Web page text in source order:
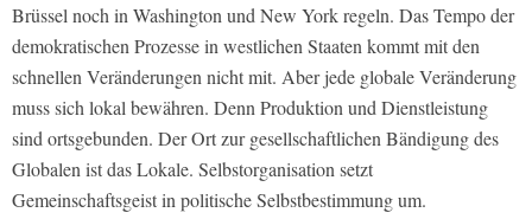
Brüssel noch in Washington und New York regeln. Das Tempo der
demokratischen Prozesse in westlichen Staaten kommt mit den
schnellen Veränderungen nicht mit. Aber jede globale Veränderung
muss sich lokal bewähren. Denn Produktion und Dienstleistung
sind ortsgebunden. Der Ort zur gesellschaftlichen Bändigung des
Globalen ist das Lokale. Selbstorganisation setzt
Gemeinschaftsgeist in politische Selbstbestimmung um.